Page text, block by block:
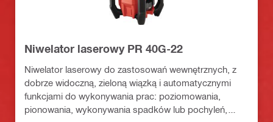
Niwelator laserowy PR 40G-22
Niwelator laserowy do zastosowań wewnętrznych, z
dobrze widoczną, zieloną wiązką i automatycznymi
funkcjami do wykonywania prac: poziomowania,
pionowania, wykonywania spadków lub pochyleń,